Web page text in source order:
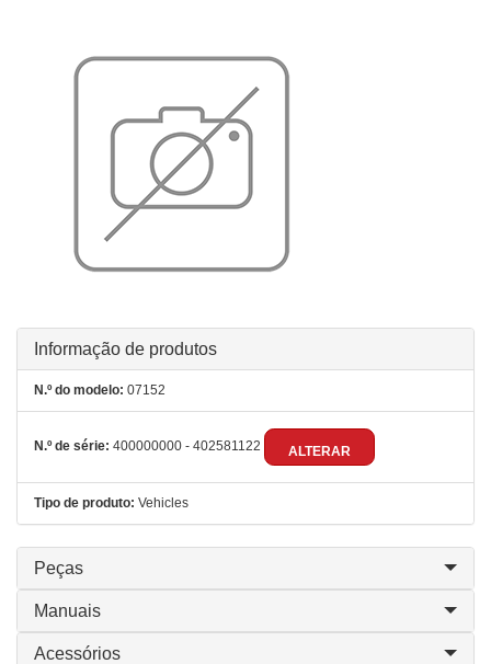
Informação de produtos
N.º do modelo: 07152
N.º de série: 400000000 - 402581122 ALTERAR
Tipo de produto: Vehicles
Peças
Manuais
Acessórios